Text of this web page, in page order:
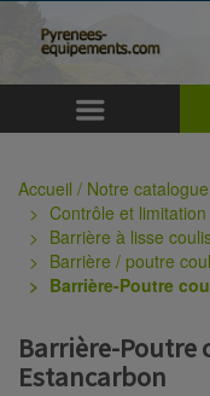
Accueil / Notre
Contrôle et
Barrière à lisse
Barrière / poutre
Barrière-Poutre
Barrière-Poutre
Estancarbon